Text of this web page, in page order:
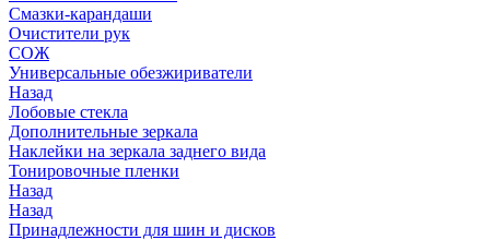
Смазки-карандаши
Очистители рук
СОЖ
Универсальные обезжириватели
Назад
Лобовые стекла
Дополнительные зеркала
Наклейки на зеркала заднего вида
Тонировочные пленки
Назад
Назад
Принадлежности для шин и дисков